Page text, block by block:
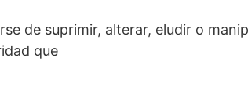
de suprimir, alterar, eludir o
que